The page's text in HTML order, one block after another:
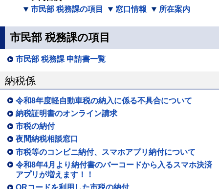
市民部 税務課の項目
窓口情報 所在案内
市民部 税務課の項目
市民部 税務課 申請書一覧
納税係
令和8年度軽自動車税の納入に係る不具合について
納税証明書のオンライン請求
市税の納付
夜間納税相談窓口
市税等のコンビニ納付、スマホアプリ納付について
令和8年4月より納付書のバーコードから入るスマホ決済
アプリが増えます！！
QRコードを利用した市税の納付